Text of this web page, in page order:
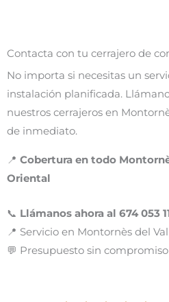
Contacta con tu cerrajero de
No importa si necesitas un
instalación planificada.
nuestros cerrajeros en
de inmediato.
📍 Cobertura en todo
Oriental
📞 Llámanos ahora al 674 053
📍 Servicio en Montornès del
💬 Presupuesto sin compromiso